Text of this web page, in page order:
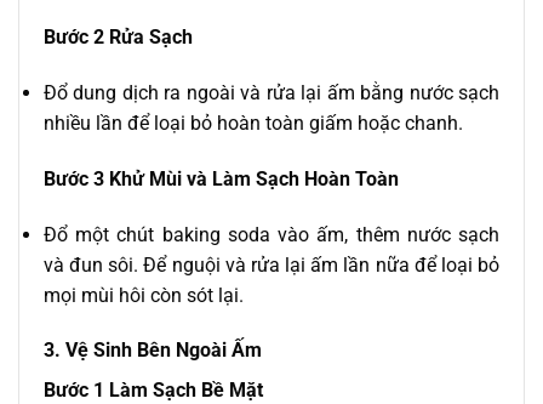
Bước 2 Rửa Sạch
Đổ dung dịch ra ngoài và rửa lại ấm bằng nước sạch
nhiều lần để loại bỏ hoàn toàn giấm hoặc chanh.
Bước 3 Khử Mùi và Làm Sạch Hoàn Toàn
Đổ một chút baking soda vào ấm, thêm nước sạch
và đun sôi. Để nguội và rửa lại ấm lần nữa để loại bỏ
mọi mùi hôi còn sót lại.
3. Vệ Sinh Bên Ngoài Ấm
Bước 1 Làm Sạch Bề Mặt